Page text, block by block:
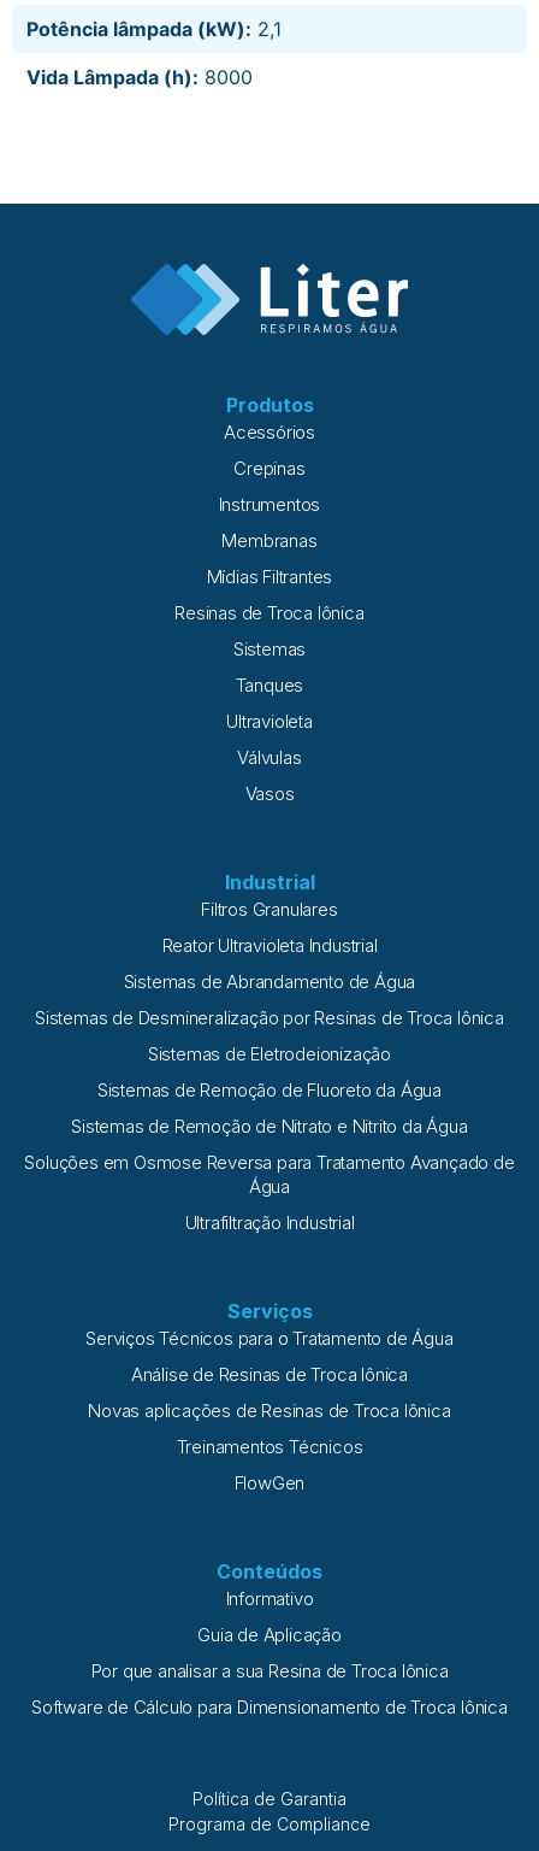
Potência lâmpada (kW): 2,1
Vida Lâmpada (h): 8000
Produtos
Acessórios
Crepinas
Instrumentos
Membranas
Mídias Filtrantes
Resinas de Troca Iônica
Sistemas
Tanques
Ultravioleta
Válvulas
Vasos
Industrial
Filtros Granulares
Reator Ultravioleta Industrial
Sistemas de Abrandamento de Água
Sistemas de Desmineralização por Resinas de Troca Iônica
Sistemas de Eletrodeionização
Sistemas de Remoção de Fluoreto da Água
Sistemas de Remoção de Nitrato e Nitrito da Água
Soluções em Osmose Reversa para Tratamento Avançado de
Água
Ultrafiltração Industrial
Serviços
Serviços Técnicos para o Tratamento de Água
Análise de Resinas de Troca Iônica
Novas aplicações de Resinas de Troca Iônica
Treinamentos Técnicos
FlowGen
Conteúdos
Informativo
Guia de Aplicação
Por que analisar a sua Resina de Troca Iônica
Software de Cálculo para Dimensionamento de Troca Iônica
Política de Garantia
Programa de Compliance